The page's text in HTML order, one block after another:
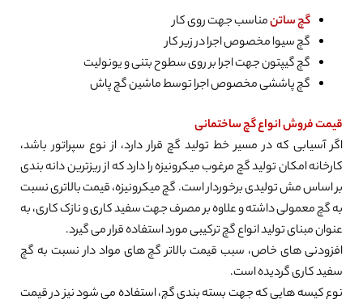
گچ ساتنمناسب جهت روی کار
گچ سیوا مخصوص اجرا در زیر کار
گچ گیپتون جهت اجرا بر روی سطوح بتنی و یونولیت
گچ پاششی مخصوص اجرا توسط ماشین گچ پاش
قیمت فروش انواع گچ ساختمانی
اگر آسیابی که در مسیر خط تولید گچ قرار دارد، از نوع سپراتور باشد،
کارخانه امکان تولید گچ مرغوب میکرونیزه را دارد که از ریزترین دانه بندی
بر اساس مش تولیدی برخوردار است. گچ میکرونیزه، قیمت بالاتری نسبت
به گچ معمولی داشته و علاوه بر مصرف جهت سفید کاری و نازک کاری، به
عنوان مبنای تولید انواع گچ ترکیبی مورد استفاده قرار می گیرد.
افزودنی های خاص، سبب قیمت بالاتر گچ های مواد دار نسبت به گچ
سفید کاری گردیده است.
نوع کیسه هایی که جهت بسته بندی گچ، استفاده می شود نیز در قیمت